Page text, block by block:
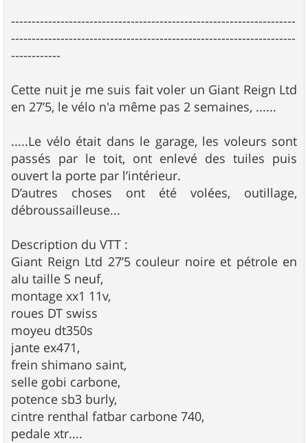
---------------------------------------------------------------------
---------------------------------------------------------------------
------------
Cette nuit je me suis fait voler un Giant Reign Ltd
en 27’5, le vélo n'a même pas 2 semaines, ......
.....Le vélo était dans le garage, les voleurs sont
passés par le toit, ont enlevé des tuiles puis
ouvert la porte par l’intérieur.
D’autres choses ont été volées, outillage,
débroussailleuse...
Description du VTT :
Giant Reign Ltd 27’5 couleur noire et pétrole en
alu taille S neuf,
montage xx1 11v,
roues DT swiss
moyeu dt350s
jante ex471,
frein shimano saint,
selle gobi carbone,
potence sb3 burly,
cintre renthal fatbar carbone 740,
pedale xtr....